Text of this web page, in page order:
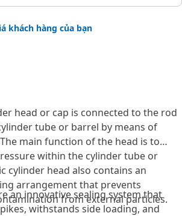
khách hàng của bạn
head or cap is connected to the rod
tube or barrel by means of
main function of the head is to
within the cylinder tube or
cylinder head also contains an
arrangement that prevents
from external particles.
an innovative sealing system that
withstands side loading, and